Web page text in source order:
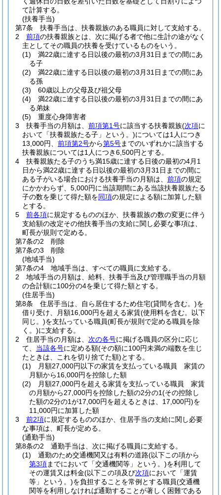
て計算する。
(扶養手当)
第7条
扶養手当は、扶養親族のある職員に対して支給する。
2
前項の扶養親族とは、次に掲げる者で他に生計の途がなく
主としてその職員の扶養を受けているものをいう。
(1)
満22歳に達する日以後の最初の3月31日までの間にあ
る子
(2)
満22歳に達する日以後の最初の3月31日までの間にあ
る孫
(3)
60歳以上の父母及び祖父母
(4)
満22歳に達する日以後の最初の3月31日までの間にあ
る弟妹
(5)
重度心身障害者
3
扶養手当の月額は、 前項第1号に該当する扶養親族(次項に
おいて「扶養親族たる子」という。)については1人につき
13,000円、 前項第2号から第5号までのいずれかに該当する
扶養親族については1人につき6,500円とする。
4
扶養親族たる子のうち満15歳に達する日後の最初の4月1
日から満22歳に達する日以後の最初の3月31日までの間に
ある子がいる場合における扶養手当の月額は、 前項の規定
にかかわらず、5,000円に当該期間にある当該扶養親族たる
子の数を乗じて得た額を同項の規定による額に加算した額
とする。
5
前各項に規定するもののほか、扶養親族の数の変更に伴う
支給額の改定その他扶養手当の支給に関し必要な事項は、
町長が規則で定める。
第7条の2
削除
第7条の3
削除
(地域手当)
第7条の4
地域手当は、すべての職員に支給する。
2
地域手当の月額は、給料、扶養手当及び管理職手当の月額
の合計額に100分の4を乗じて得た額とする。
(住居手当)
第8条
住居手当は、自ら居住するため住宅(貸間を含む。)を
借り受け、月額16,000円を超える家賃(使用料を含む。以下
同じ。)を支払っている職員(町長が規則で定める職員を除
く。)に支給する。
2
住居手当の月額は、 次の各号に掲げる職員の区分に応じ
て、 当該各号に定める額(その額に100円未満の端数を生じ
たときは、これを切り捨てた額)とする。
(1)
月額27,000円以下の家賃を支払っている職員 家賃の
月額から16,000円を控除した額
(2)
月額27,000円を超える家賃を支払っている職員 家賃
の月額から27,000円を控除した額の2分の1(その控除し
た額の2分の1が17,000円を超えるときは、17,000円)を
11,000円に加算した額
3
前2項に規定するもののほか、住居手当の支給に関し必要
な事項は、町長が定める。
(通勤手当)
第8条の2
通勤手当は、次に掲げる職員に支給する。
(1)
通勤のため交通機関又は有料の道路(以下この項から
第3項までにおいて「交通機関等」という。)を利用して
その運賃又は料金(以下この項及び次項において「運賃
等」という。)を負担することを常例とする職員(交通機
関等を利用しなければ通勤することが著しく困難である